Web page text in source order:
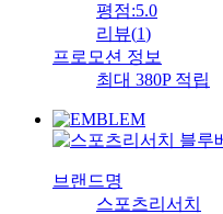
평점:5.0
리뷰(1)
프로모션 정보
최대 380P 적립
브랜드명
스포츠리서치